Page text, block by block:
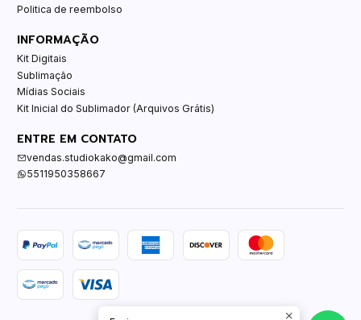
Politica de reembolso
INFORMAÇÃO
Kit Digitais
Sublimação
Mídias Sociais
Kit Inicial do Sublimador (Arquivos Grátis)
ENTRE EM CONTATO
vendas.studiokako@gmail.com
5511950358667